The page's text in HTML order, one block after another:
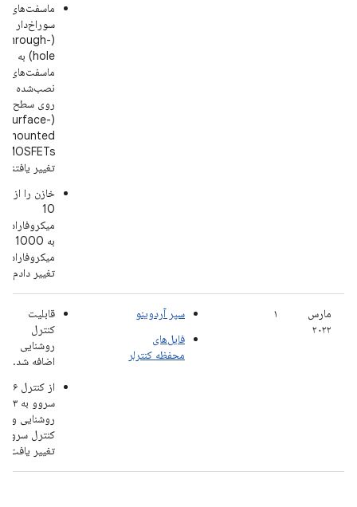
ماسفت‌های
سوراخ‌دار
(through-
hole) به
ماسفت‌های
نصب‌شده
روی سطح
(surface-
mounted
تغییر یافتند.
خازن را از
10
میکروفاراد
به 1000
میکروفاراد
تغییر دادم
مارس
۲۰۲۲
۱
سپر آردوینو
فایل‌های
محفظه کنترلر
قابلیت
کنترل
روشنایی
اضافه شد.
از کنترل ۶
سروو به ۳
کنترل سروو
تغییر یافت